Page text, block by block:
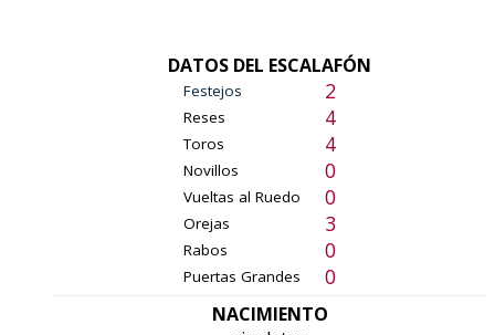
DATOS DEL ESCALAFÓN
Festejos 2
Reses 4
Toros 4
Novillos 0
Vueltas al Ruedo 0
Orejas 3
Rabos 0
Puertas Grandes 0
NACIMIENTO